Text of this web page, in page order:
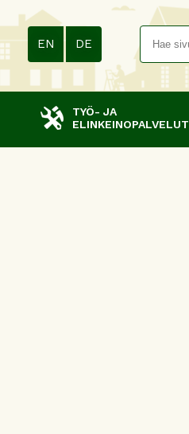
EN DE
TYÖ- JA
ELINKEINOPALVELUT